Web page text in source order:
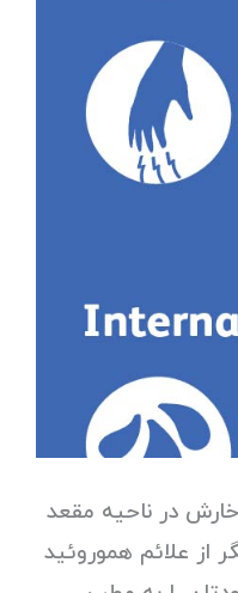
در ناحیه مقعد
علائم هموروئید